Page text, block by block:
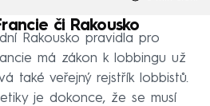
či Rakousko
Rakousko pravidla pro
má zákon k lobbingu už
také veřejný rejstřík lobbistů.
je dokonce, že se musí